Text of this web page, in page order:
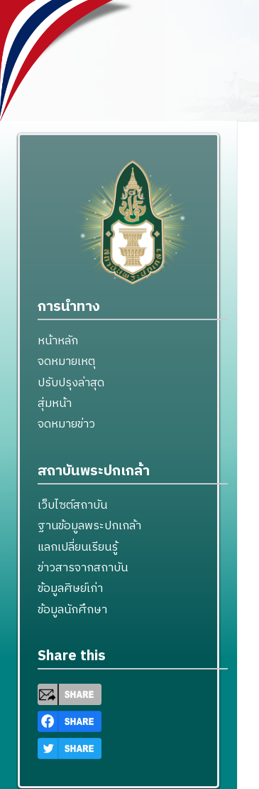
การนำทาง
หน้าหลัก
จดหมายเหตุ
ปรับปรุงล่าสุด
สุ่มหน้า
จดหมายข่าว
สถาบันพระปกเกล้า
เว็บไซต์สถาบัน
ฐานข้อมูลพระปกเกล้า
แลกเปลี่ยนเรียนรู้
ข่าวสารจากสถาบัน
ข้อมูลศิษย์เก่า
ข้อมูลนักศึกษา
Share this